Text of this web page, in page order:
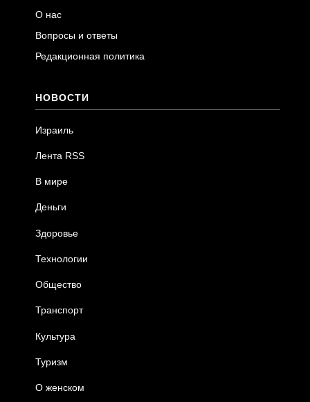
О нас
Вопросы и ответы
Редакционная политика
НОВОСТИ
Израиль
Лента RSS
В мире
Деньги
Здоровье
Технологии
Общество
Транспорт
Культура
Туризм
О женском